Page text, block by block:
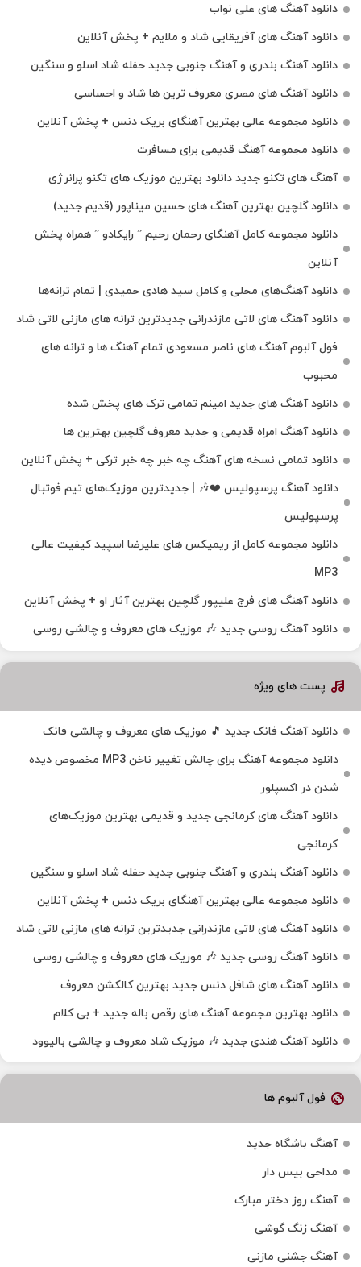
دانلود آهنگ های علی نواب
دانلود آهنگ های آفریقایی شاد و ملایم + پخش آنلاین
دانلود آهنگ بندری و آهنگ جنوبی جدید حفله شاد اسلو و سنگین
دانلود آهنگ های مصری معروف ترین ها شاد و احساسی
دانلود مجموعه عالی بهترین آهنگای بریک دنس + پخش آنلاین
دانلود مجموعه آهنگ قدیمی برای مسافرت
آهنگ های تکنو جدید دانلود بهترین موزیک های تکنو پرانرژی
دانلود گلچین بهترین آهنگ های حسین میناپور (قدیم جدید)
دانلود مجموعه کامل آهنگای رحمان رحیم ” رایکادو ” همراه پخش
آنلاین
دانلود آهنگ‌های محلی و کامل سید هادی حمیدی | تمام ترانه‌ها
دانلود آهنگ‌ های لاتی مازندرانی جدیدترین ترانه های مازنی لاتی شاد
فول آلبوم آهنگ‌ های ناصر مسعودی تمام آهنگ‌ ها و ترانه‌ های
محبوب
دانلود آهنگ های جدید امینم تمامی ترک های پخش شده
دانلود آهنگ امراه قدیمی و جدید معروف گلچین بهترین ها
دانلود تمامی نسخه های آهنگ چه خبر چه خبر ترکی + پخش آنلاین
دانلود آهنگ پرسپولیس ❤️🎶 | جدیدترین موزیک‌های تیم فوتبال
پرسپولیس
دانلود مجموعه کامل از ریمیکس های علیرضا اسپید کیفیت عالی
MP3
دانلود آهنگ های فرج علیپور گلچین بهترین آثار او + پخش آنلاین
دانلود آهنگ روسی جدید 🎶 موزیک‌ های معروف و چالشی روسی
پست های ویژه
دانلود آهنگ فانک جدید 🎵 موزیک‌ های معروف و چالشی فانک
دانلود مجموعه آهنگ برای چالش تغییر ناخن MP3 مخصوص دیده
شدن در اکسپلور
دانلود آهنگ‌ های کرمانجی جدید و قدیمی بهترین موزیک‌های
کرمانجی
دانلود آهنگ بندری و آهنگ جنوبی جدید حفله شاد اسلو و سنگین
دانلود مجموعه عالی بهترین آهنگای بریک دنس + پخش آنلاین
دانلود آهنگ‌ های لاتی مازندرانی جدیدترین ترانه های مازنی لاتی شاد
دانلود آهنگ روسی جدید 🎶 موزیک‌ های معروف و چالشی روسی
دانلود آهنگ های شافل دنس جدید بهترین کالکشن معروف
دانلود بهترین مجموعه آهنگ های رقص باله جدید + بی کلام
دانلود آهنگ هندی جدید 🎶 موزیک شاد معروف و چالشی بالیوود
فول آلبوم ها
آهنگ باشگاه جدید
مداحی بیس دار
آهنگ روز دختر مبارک
آهنگ زنگ گوشی
آهنگ جشنی مازنی